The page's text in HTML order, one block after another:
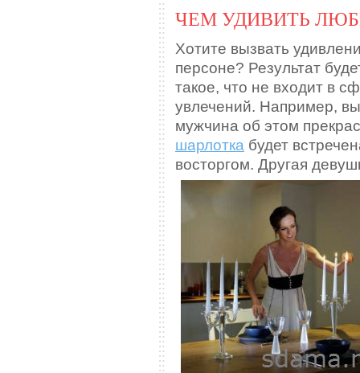
ЧЕМ УДИВИТЬ
Хотите вызвать
персоне? Результат
такое, что не входит в
увлечений. Например,
мужчина об этом
шарлотка будет
восторгом. Другая